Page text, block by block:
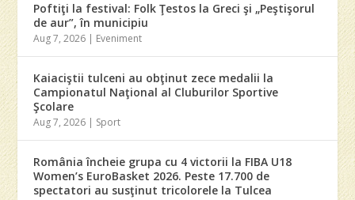
Poftiţi la festival: Folk Ţestos la Greci şi „Peştişorul
de aur”, în municipiu
Aug 7, 2026 | Eveniment
Kaiaciştii tulceni au obţinut zece medalii la
Campionatul Naţional al Cluburilor Sportive
Şcolare
Aug 7, 2026 | Sport
România încheie grupa cu 4 victorii la FIBA U18
Women’s EuroBasket 2026. Peste 17.700 de
spectatori au susţinut tricolorele la Tulcea